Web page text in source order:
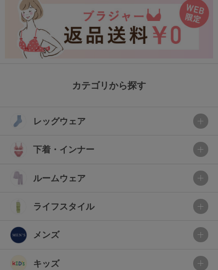
カテゴリから探す
レッグウェア
下着・インナー
ルームウェア
ライフスタイル
メンズ
キッズ